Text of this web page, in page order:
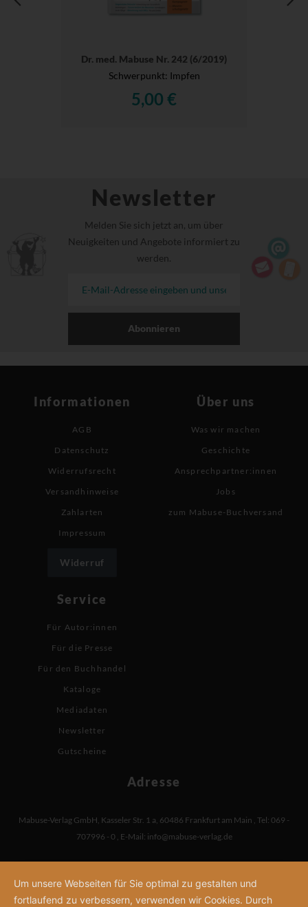
Dr. med. Mabuse Nr. 242 (6/2019)
Schwerpunkt: Impfen
5,00 €
Newsletter
Melden Sie sich jetzt an, um über
Neuigkeiten und Angebote informiert zu
werden.
Abonnieren
Informationen
AGB
Datenschutz
Widerrufsrecht
Versandhinweise
Zahlarten
Impressum
Widerruf
Über uns
Was wir machen
Geschichte
Ansprechpartner:innen
Jobs
zum Mabuse-Buchversand
Service
Für Autor:innen
Für die Presse
Für den Buchhandel
Kataloge
Mediadaten
Newsletter
Gutscheine
Adresse
Mabuse-Verlag GmbH Kasseler Str. 1 a 60486 Frankfurt am Main Tel: 069 -
707996 - 0 E-Mail: info@mabuse-verlag.de
Um unsere Webseiten für Sie optimal zu gestalten und
fortlaufend zu verbessern, verwenden wir Cookies. Durch